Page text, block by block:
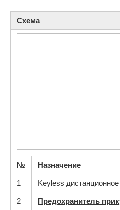
Схема
№ Назначение
1 Keyless
2 Предохранитель